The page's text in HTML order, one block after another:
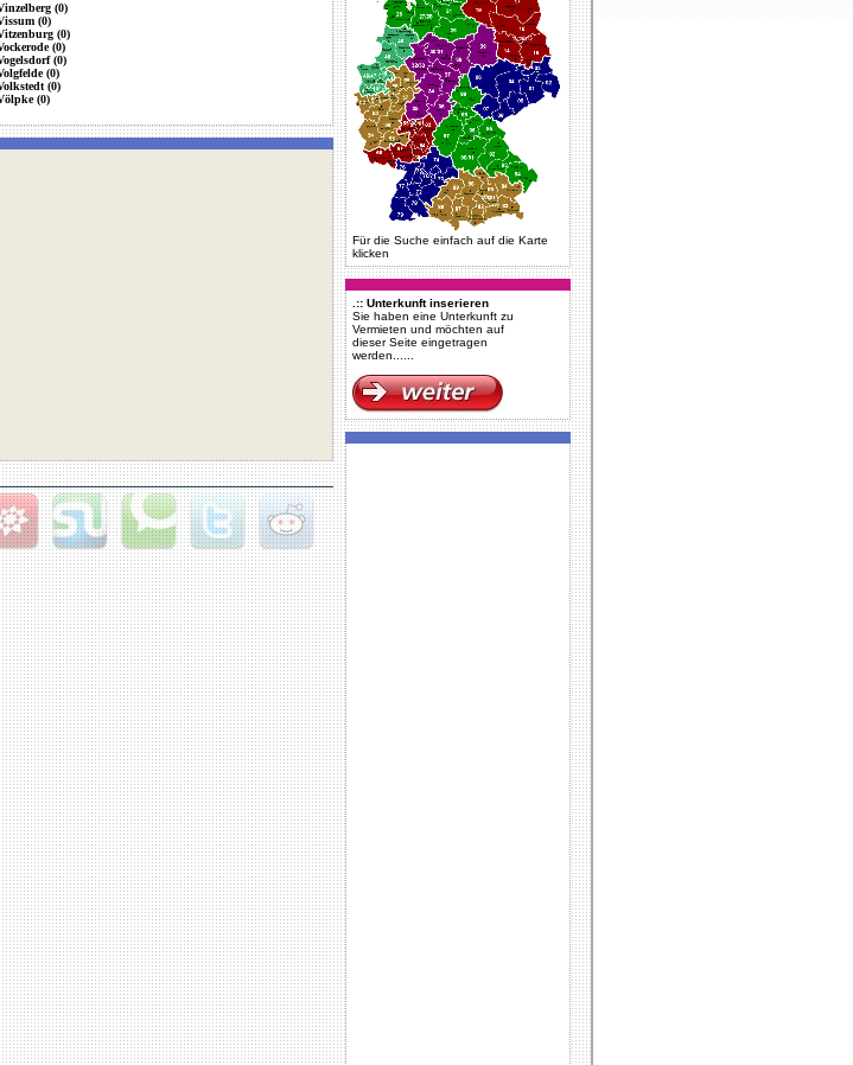
(0)
(0)
(0)
(0)
(0)
(0)
(0)
(0)
StumbleUponTechnorati Twitter Reddit
Für die Suche einfach auf die Karte
klicken
.:: Unterkunft inserieren
Sie haben eine Unterkunft zu
Vermieten und möchten auf
dieser Seite eingetragen
werden......